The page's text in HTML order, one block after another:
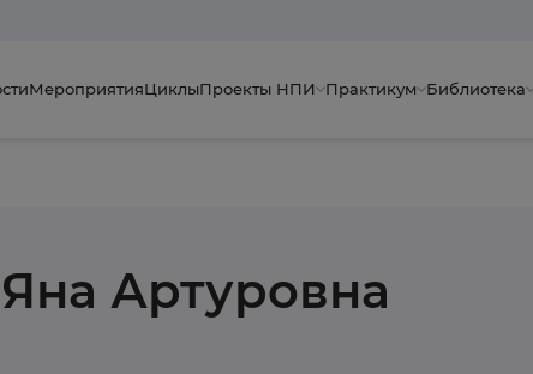
МероприятияЦиклыПроекты НПИ Практикум Библиотека
Артуровна